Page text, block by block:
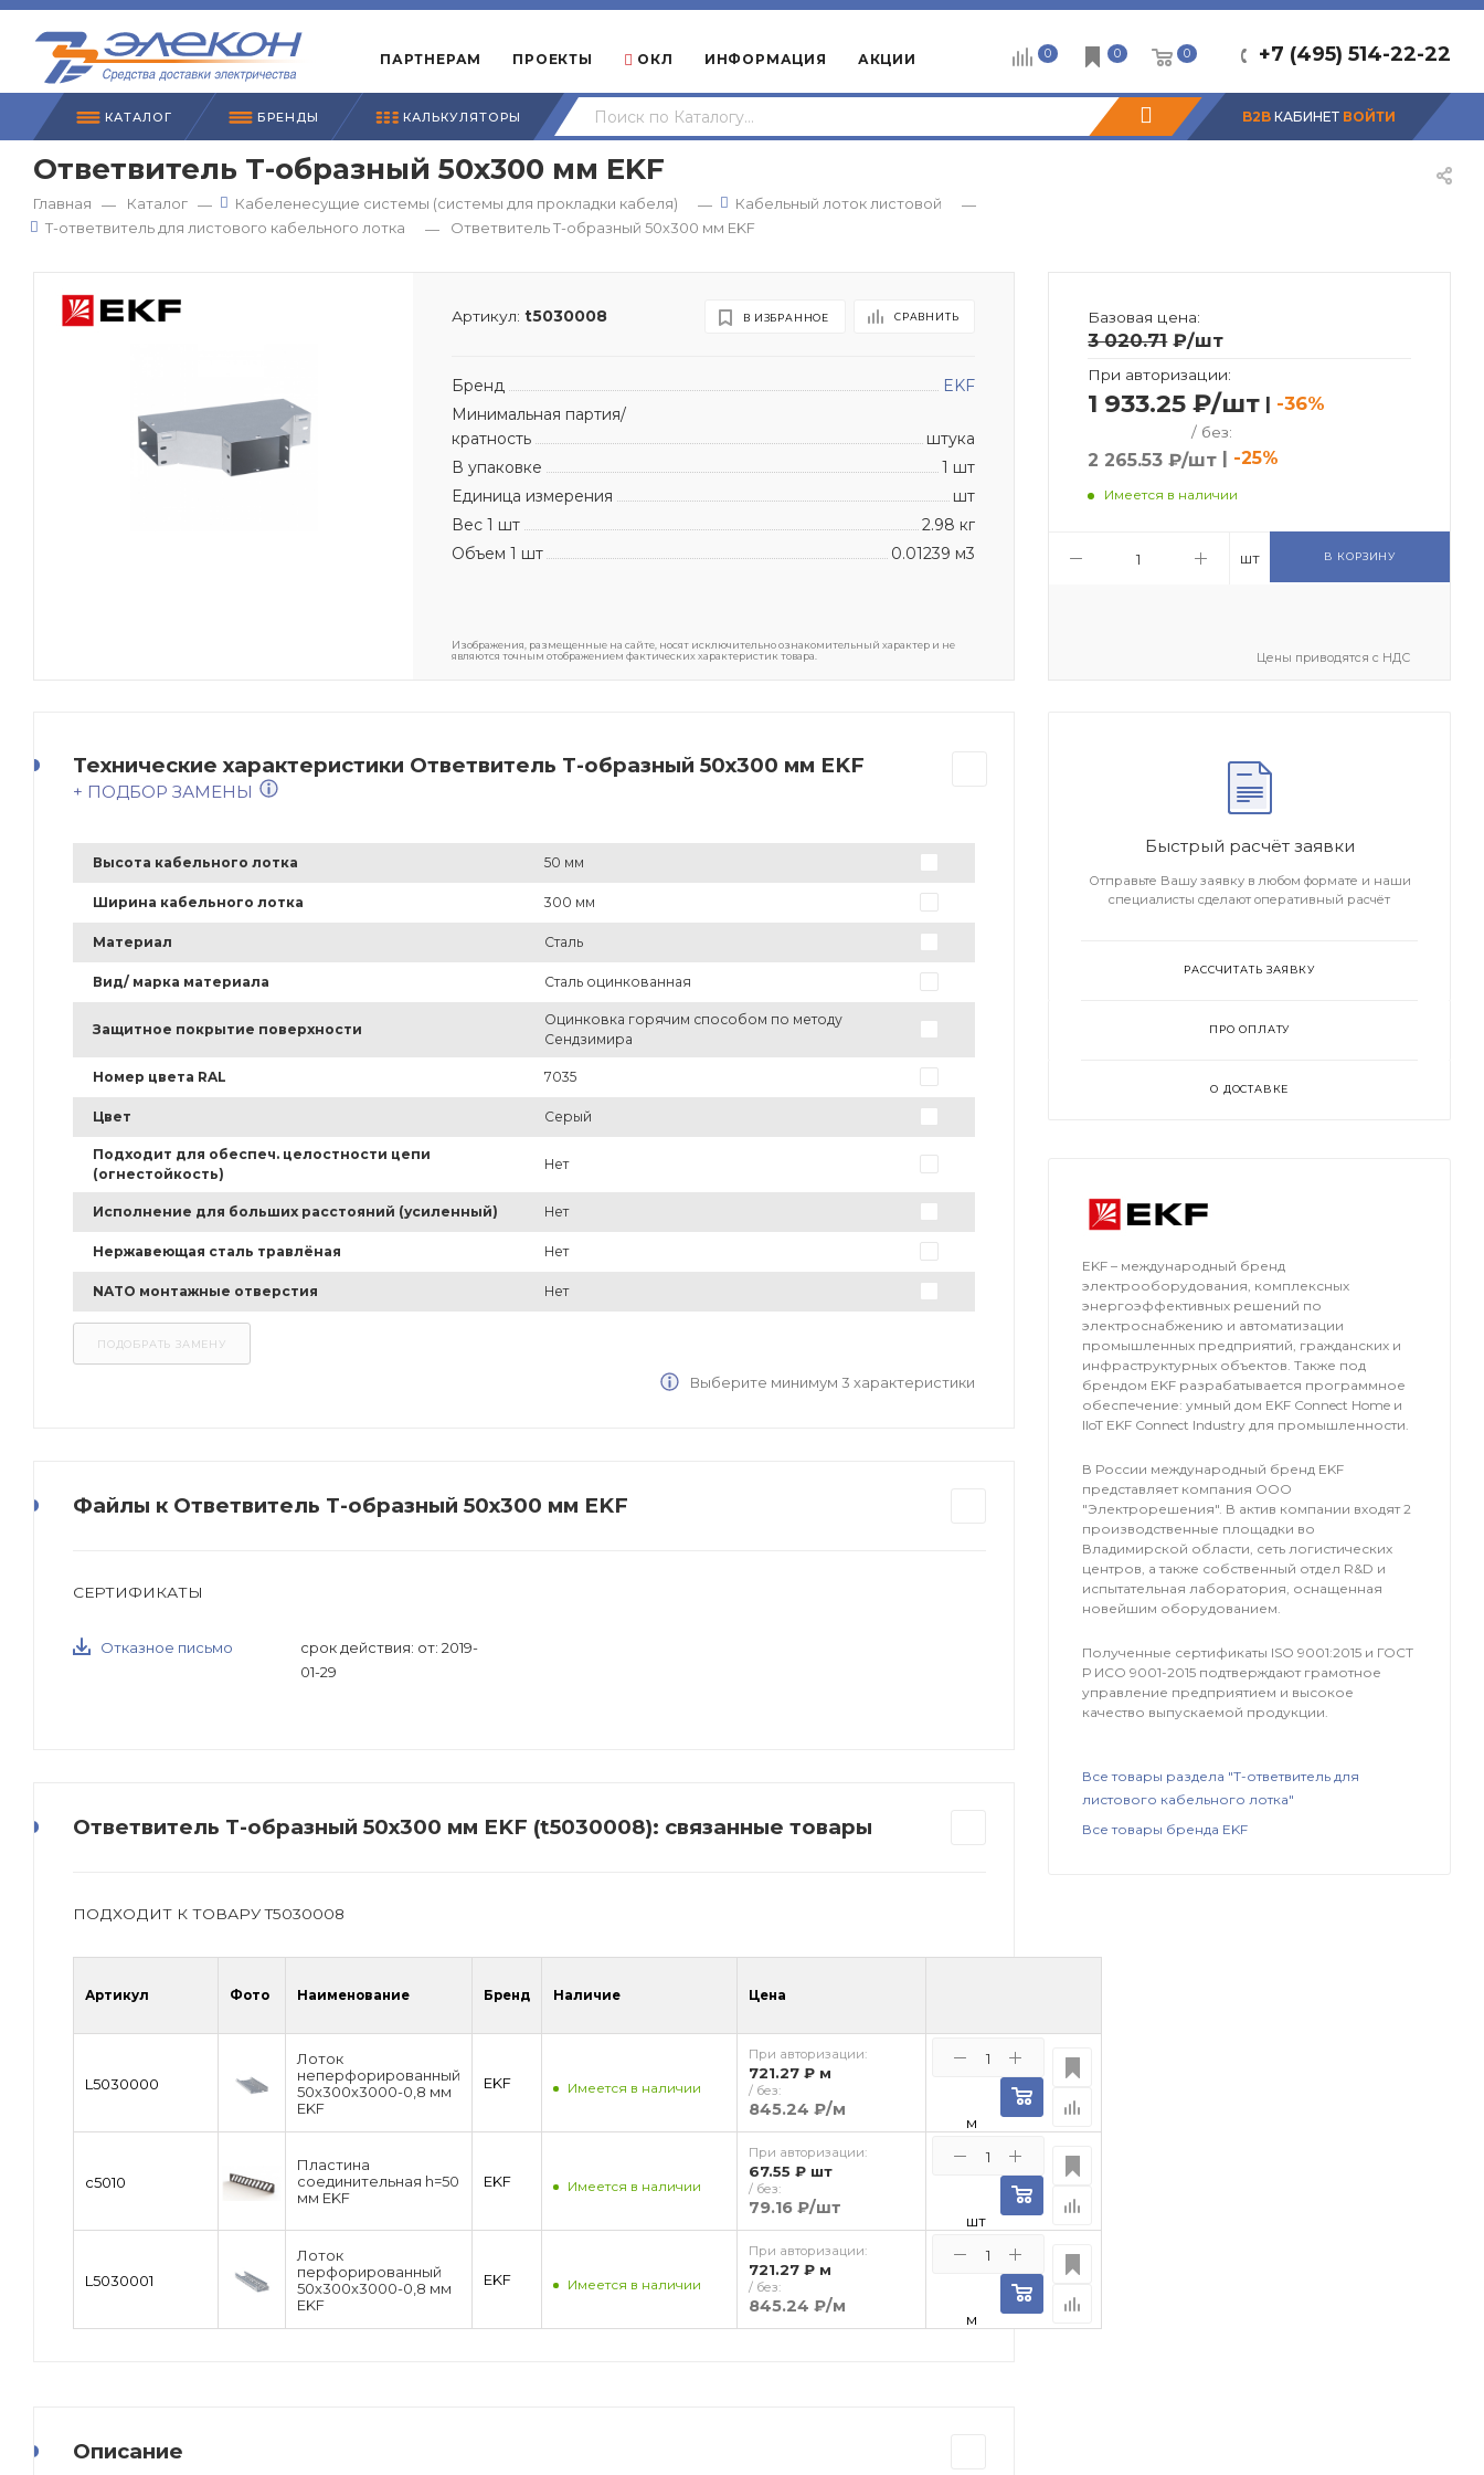
ПАРТНЕРАМ ПРОЕКТЫ ОКЛ ИНФОРМАЦИЯ АКЦИИ +7 (495) 514-22-22
0 0 0
B2B КАБИНЕТ ВОЙТИ
КАТАЛОГ БРЕНДЫ КАЛЬКУЛЯТОРЫ
Ответвитель Т-образный 50х300 мм EKF
Главная — Каталог — Кабеленесущие системы (системы для прокладки кабеля) — Кабельный лоток листовой
—
Т-ответвитель для листового кабельного лотка
— Ответвитель Т-образный 50х300 мм EKF
Артикул: t5030008 В ИЗБРАННОЕ СРАВНИТЬ
Бренд
EKF
Минимальная партия/
кратность
штука
В упаковке
1 шт
Единица измерения
шт
Вес 1 шт
2.98 кг
Объем 1 шт
0.01239 м3
Изображения, размещенные на сайте, носят исключительно ознакомительный характер и не
являются точным отображением фактических характеристик товара.
Базовая цена:
3 020.71₽/шт
При авторизации:
1 933.25 ₽/шт | -36%
/ без:
2 265.53 ₽/шт | -25%
Имеется в наличии
шт В КОРЗИНУ
Цены приводятся с НДС
Технические характеристики Ответвитель Т-образный 50х300 мм EKF
+ ПОДБОР ЗАМЕНЫ
Высота кабельного лотка 50 мм
Ширина кабельного лотка 300 мм
Материал Сталь
Вид/ марка материала Сталь оцинкованная
Защитное покрытие поверхности
Оцинковка горячим способом по методу
Сендзимира
Номер цвета RAL 7035
Цвет Серый
Подходит для обеспеч. целостности цепи
(огнестойкость)
Нет
Исполнение для больших расстояний (усиленный) Нет
Нержавеющая сталь травлёная Нет
NATO монтажные отверстия Нет
Выберите минимум 3 характеристики
Файлы к Ответвитель Т-образный 50х300 мм EKF
СЕРТИФИКАТЫ
Отказное письмо
срок действия: от: 2019-
01-29
Ответвитель Т-образный 50х300 мм EKF (t5030008): связанные товары
ПОДХОДИТ К ТОВАРУ T5030008
Артикул Фото Наименование Бренд Наличие Цена
L5030000
Лоток
неперфорированный
50х300х3000-0,8 мм
EKF
EKF Имеется в наличии
При авторизации:
721.27 ₽ м
/ без:
845.24 ₽/м
м
c5010
Пластина
соединительная h=50
мм EKF
EKF Имеется в наличии
При авторизации:
67.55 ₽ шт
/ без:
79.16 ₽/шт
шт
L5030001
Лоток
перфорированный
50х300х3000-0,8 мм
EKF
EKF Имеется в наличии
При авторизации:
721.27 ₽ м
/ без:
845.24 ₽/м
м
Описание
Быстрый расчёт заявки
Отправьте Вашу заявку в любом формате и наши
специалисты сделают оперативный расчёт
РАССЧИТАТЬ ЗАЯВКУ
ПРО ОПЛАТУ
О ДОСТАВКЕ
EKF – международный бренд
электрооборудования, комплексных
энергоэффективных решений по
электроснабжению и автоматизации
промышленных предприятий, гражданских и
инфраструктурных объектов. Также под
брендом EKF разрабатывается программное
обеспечение: умный дом EKF Connect Home и
IIoT EKF Connect Industry для промышленности.
В России международный бренд EKF
представляет компания OOO
"Электрорешения". В актив компании входят 2
производственные площадки во
Владимирской области, сеть логистических
центров, а также собственный отдел R&D и
испытательная лаборатория, оснащенная
новейшим оборудованием.
Полученные сертификаты ISO 9001:2015 и ГОСТ
Р ИСО 9001-2015 подтверждают грамотное
управление предприятием и высокое
качество выпускаемой продукции.
Все товары раздела "Т-ответвитель для
листового кабельного лотка"
Все товары бренда EKF